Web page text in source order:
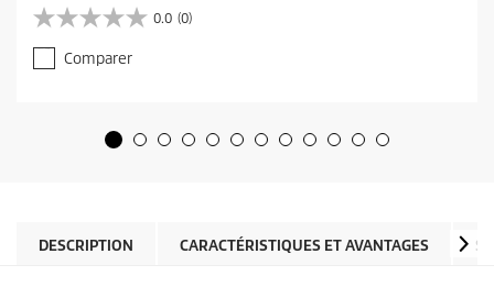
r
e
n
p
0.0 (0)
0
.
0
Comparer
DESCRIPTION CARACTÉRISTIQUES ET AVANTAGES